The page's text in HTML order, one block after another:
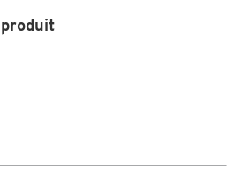
transparent